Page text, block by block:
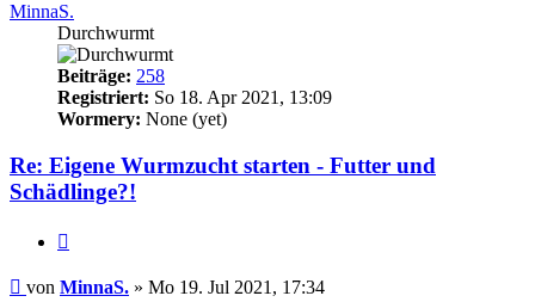
MinnaS.
Durchwurmt
Beiträge: 258
Registriert: So 18. Apr 2021, 13:09
Wormery: None (yet)
Re: Eigene Wurmzucht starten - Futter und
Schädlinge?!
Beitrag
von MinnaS. » Mo 19. Jul 2021, 17:34